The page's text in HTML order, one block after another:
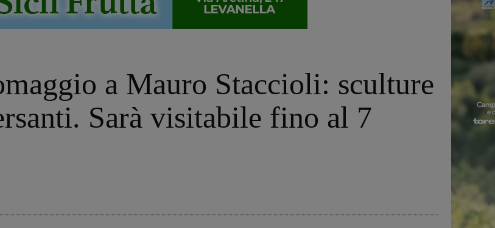
a Mauro Staccioli: sculture
Sarà visitabile fino al 7